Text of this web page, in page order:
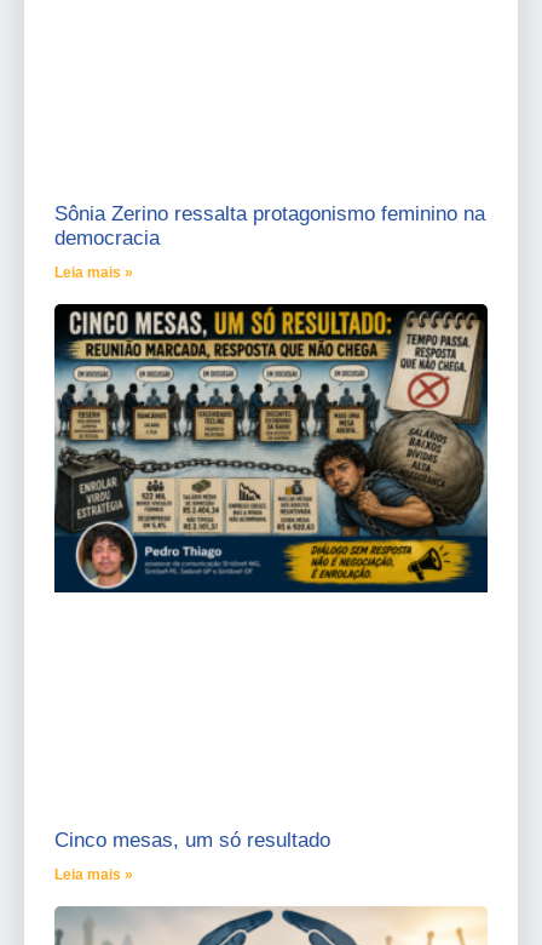
Sônia Zerino ressalta protagonismo feminino na
democracia
Leia mais »
Cinco mesas, um só resultado
Leia mais »